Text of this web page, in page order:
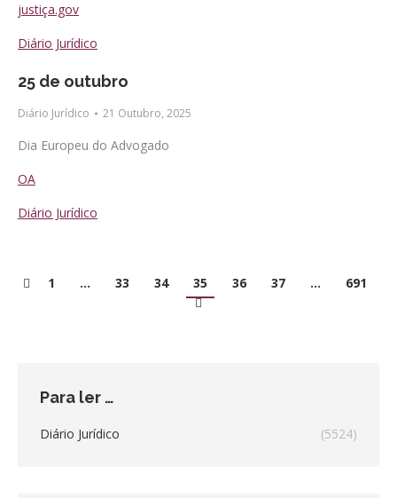
justiça.gov
Diário Jurídico
25 de outubro
Diário Jurídico 21 Outubro, 2025
Dia Europeu do Advogado
OA
Diário Jurídico
1 … 33 34 35 36 37 … 691
Para ler …
Diário Jurídico (5524)